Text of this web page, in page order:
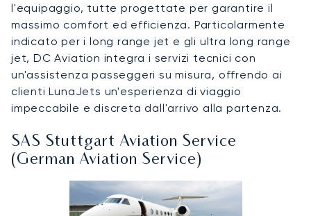
l'equipaggio, tutte progettate per garantire il
massimo comfort ed efficienza. Particolarmente
indicato per i long range jet e gli ultra long range
jet, DC Aviation integra i servizi tecnici con
un'assistenza passeggeri su misura, offrendo ai
clienti LunaJets un'esperienza di viaggio
impeccabile e discreta dall'arrivo alla partenza.
SAS Stuttgart Aviation Service
(German Aviation Service)